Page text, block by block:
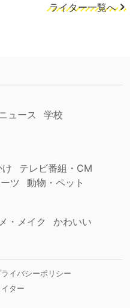
ライター一覧へ
ュース
学校
テレビ番組・CM
ツ 動物・ペット
・メイク かわいい
ライバシーポリシー
ター